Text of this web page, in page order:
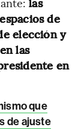
de
elección y
las
en
que
de ajuste